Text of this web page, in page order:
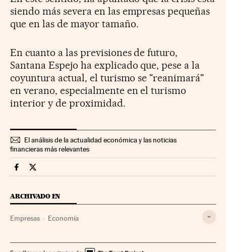
siendo más severa en las empresas pequeñas
que en las de mayor tamaño.
En cuanto a las previsiones de futuro,
Santana Espejo ha explicado que, pese a la
coyuntura actual, el turismo se "reanimará"
en verano, especialmente en el turismo
interior y de proximidad.
El análisis de la actualidad económica y las noticias
financieras más relevantes
Companias Cinco Días en Facebook
Companias Cinco Días en Twitter
ARCHIVADO EN
Empresas Economía